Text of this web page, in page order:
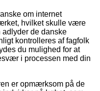
om internet
hvilket skulle være
adlyder de danske
kontrolleres af fagfolk
du mulighed for at
i processen med din
er opmærksom på de